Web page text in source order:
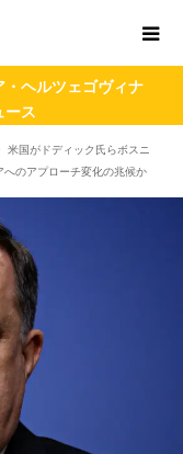
・ヘルツェゴヴィナ
ース
米国がドディック氏らボスニ
のアプローチ変化の兆候か